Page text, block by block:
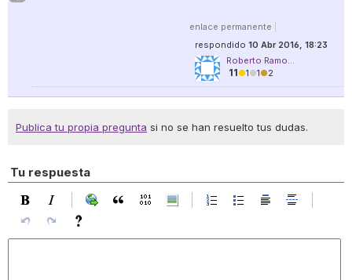
enlace permanente
respondido 10 Abr 2016, 18:23
Roberto Ramo...
11●1●1●2
Publica tu propia pregunta si no se han resuelto tus dudas.
Tu respuesta